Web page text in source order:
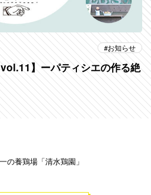
お知らせ
】ーパティシエの作る絶
の養鶏場「清水鶏園」